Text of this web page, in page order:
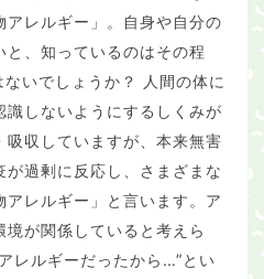
レルギー」。自身や自分の
、知っているのはその程
いでしょうか？ 人間の体に
識しないようにするしくみが
吸収していますが、本来無害
過剰に反応し、さまざまな
レルギー」と言います。ア
が関係していると考えら
レルギーだったから…”とい